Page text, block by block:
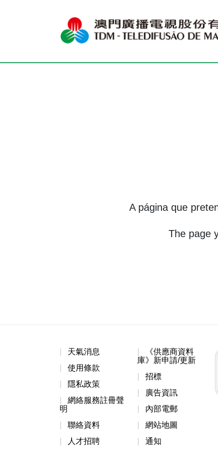
A página que
The page
天氣消息
使用條款
隱私政策
網絡服務註冊聲
明
聯絡資料
人才招聘
《供應商資料
庫》新申請/更新
招標
廣告資訊
內部電郵
網站地圖
通知